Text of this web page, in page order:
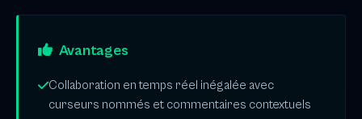
Avantages
Collaboration en temps réel inégalée avec
curseurs nommés et commentaires contextuels